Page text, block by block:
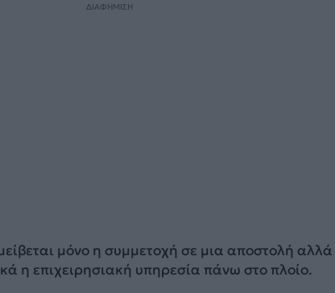
ΔΙΑΦΗΜΙΣΗ
μόνο η συμμετοχή σε μια αποστολή αλλά
η επιχειρησιακή υπηρεσία πάνω στο πλοίο.